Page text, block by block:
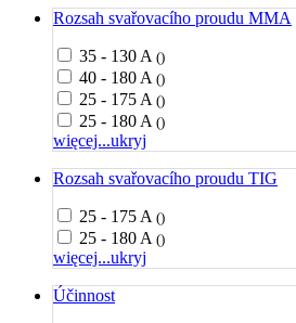
Rozsah svařovacího proudu MMA
35 - 130 A ()
40 - 180 A ()
25 - 175 A ()
25 - 180 A ()
więcej...ukryj
Rozsah svařovacího proudu TIG
25 - 175 A ()
25 - 180 A ()
więcej...ukryj
Účinnost